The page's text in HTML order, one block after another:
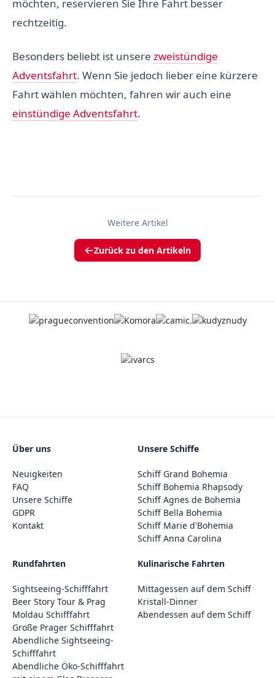
möchten, reservieren Sie Ihre Fahrt besser
rechtzeitig.
Besonders beliebt ist unsere zweistündige
Adventsfahrt. Wenn Sie jedoch lieber eine kürzere
Fahrt wählen möchten, fahren wir auch eine
einstündige Adventsfahrt.
Weitere Artikel
Zurück zu den Artikeln
Über uns
Neuigkeiten
FAQ
Unsere Schiffe
GDPR
Kontakt
Unsere Schiffe
Schiff Grand Bohemia
Schiff Bohemia Rhapsody
Schiff Agnes de Bohemia
Schiff Bella Bohemia
Schiff Marie d'Bohemia
Schiff Anna Carolina
Rundfahrten
Sightseeing-Schifffahrt
Beer Story Tour & Prag
Moldau Schifffahrt
Große Prager Schifffahrt
Abendliche Sightseeing-
Schifffahrt
Abendliche Öko-Schifffahrt
Kulinarische Fahrten
Mittagessen auf dem Schiff
Kristall-Dinner
Abendessen auf dem Schiff